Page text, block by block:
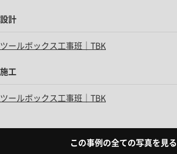
設計
ツールボックス工事班｜TBK
施工
ツールボックス工事班｜TBK
この事例の全ての写真を見る